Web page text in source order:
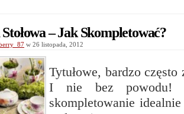
– Jak Skompletować?
w 26 listopada, 2012
Tytułowe, bardzo często
I nie bez powodu!
skompletowanie